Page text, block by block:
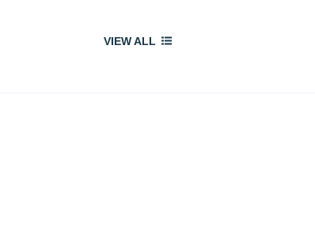
VIEW ALL